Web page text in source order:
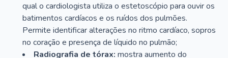
qual o cardiologista utiliza o estetoscópio para ouvir os
batimentos cardíacos e os ruídos dos pulmões.
Permite identificar alterações no ritmo cardíaco, sopros
no coração e presença de líquido no pulmão;
Radiografia de tórax: mostra aumento do